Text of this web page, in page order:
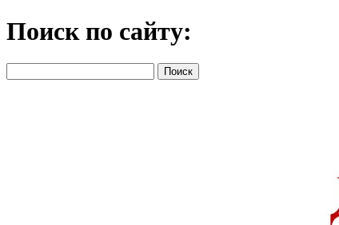
Поиск по сайту: